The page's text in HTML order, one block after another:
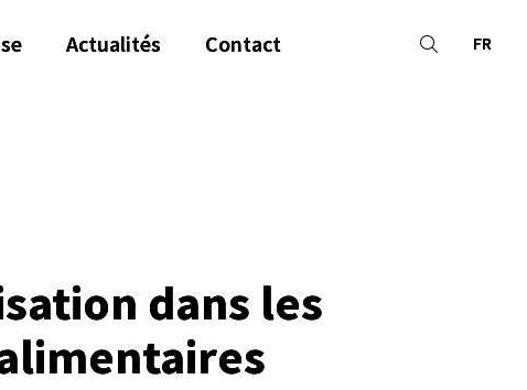
Actualités Contact FR
dans les